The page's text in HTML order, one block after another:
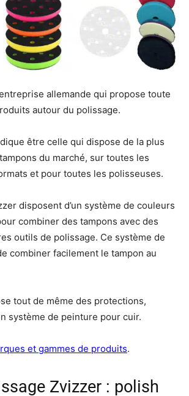
allemande qui propose toute
autour du polissage.
être celle qui dispose de la plus
du marché, sur toutes les
et pour toutes les polisseuses.
disposent d’un système de couleurs
combiner des tampons avec des
outils de polissage. Ce système de
combiner facilement le tampon au
tout de même des protections,
système de peinture pour cuir.
et gammes de produits.
Zvizzer : polish